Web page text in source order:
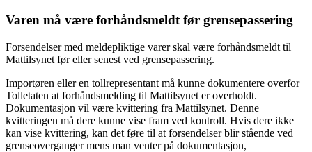
Varen må være forhåndsmeldt før grensepassering
Forsendelser med meldepliktige varer skal være forhåndsmeldt til
Mattilsynet før eller senest ved grensepassering.
Importøren eller en tollrepresentant må kunne dokumentere overfor
Tolletaten at forhåndsmelding til Mattilsynet er overholdt.
Dokumentasjon vil være kvittering fra Mattilsynet. Denne
kvitteringen må dere kunne vise fram ved kontroll. Hvis dere ikke
kan vise kvittering, kan det føre til at forsendelser blir stående ved
grenseoverganger mens man venter på dokumentasjon,